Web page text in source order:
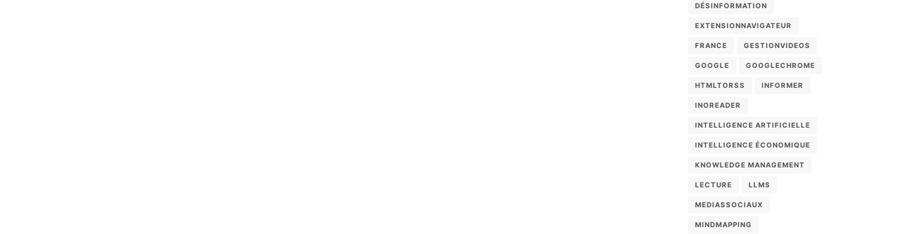
DÉSINFORMATION
EXTENSIONNAVIGATEUR
FRANCE GESTIONVIDEOS
GOOGLE GOOGLECHROME
HTMLTORSS INFORMER
INOREADER
INTELLIGENCE ARTIFICIELLE
INTELLIGENCE ÉCONOMIQUE
KNOWLEDGE MANAGEMENT
LECTURE LLMS
MEDIASSOCIAUX
MINDMAPPING